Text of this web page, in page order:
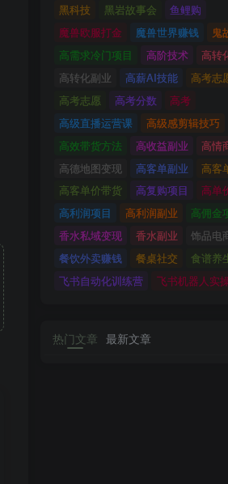
黑科技
黑岩故事会
鱼鲤购
魔兽欧服打金
魔兽世界赚钱
鬼
高需求冷门项目
高阶技术
高转
高转化副业
高薪AI技能
高考志
高考志愿
高考分数
高考
高级直播运营课
高级感剪辑技巧
高效带货方法
高收益副业
高情
高德地图变现
高客单副业
高客
高客单价带货
高复购项目
高单
高利润项目
高利润副业
高佣金
香水私域变现
香水副业
饰品电
餐饮外卖赚钱
餐桌社交
食谱养
飞书自动化训练营
飞书机器人实
热门文章 最新文章